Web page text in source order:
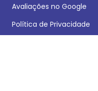
Avaliações no Google
Política de Privacidade